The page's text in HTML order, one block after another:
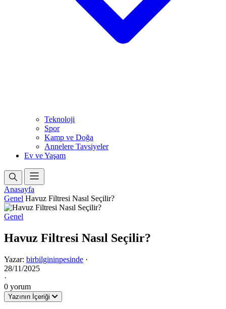
Teknoloji
Spor
Kamp ve Doğa
Annelere Tavsiyeler
Ev ve Yaşam
Anasayfa
Genel Havuz Filtresi Nasıl Seçilir?
Genel
Havuz Filtresi Nasıl Seçilir?
Yazar: birbilgininpesinde ·
28/11/2025
·
0 yorum
Yazının İçeriği